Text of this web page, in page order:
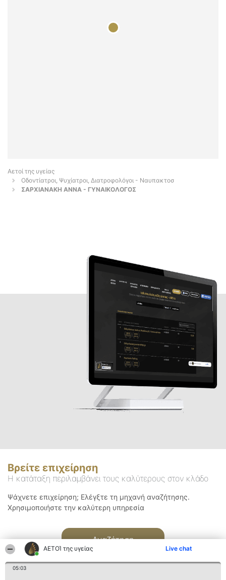
ΑΕΤΟΊ της υγείας Live chat
05:03
Αετοί της υγείας
Οδοντίατροι, Ψυχίατροι, Διατροφολόγοι - Ναυπακτοσ
ΣΑΡΧΙΑΝΑΚΗ ΑΝΝΑ - ΓΥΝΑΙΚΟΛΟΓΟΣ
Βρείτε επιχείρηση
Η κατάταξη περιλαμβάνει τους καλύτερους στον κλάδο
Ψάχνετε επιχείρηση; Ελέγξτε τη μηχανή αναζήτησης.
Χρησιμοποιήστε την καλύτερη υπηρεσία
Αναζήτηση